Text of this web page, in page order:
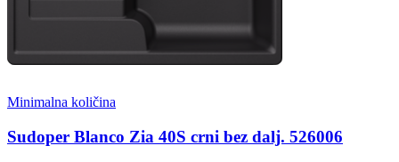
Minimalna količina
Sudoper Blanco Zia 40S crni bez dalj. 526006